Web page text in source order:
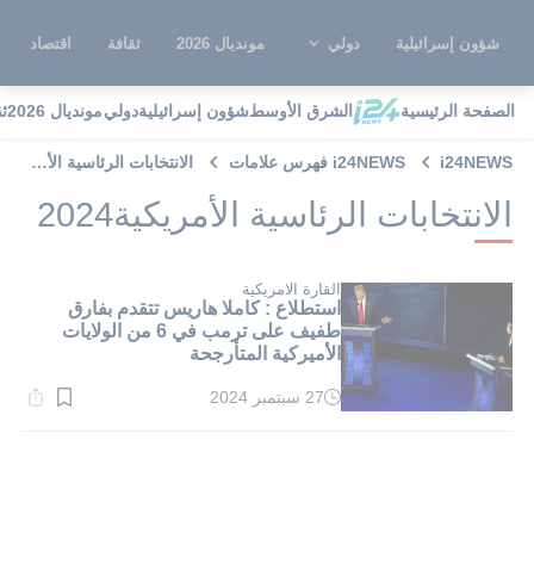
شؤون إسرائيلية دولي مونديال 2026 ثقافة اقتصاد
الصفحة الرئيسية الشرق الأوسطشؤون إسرائيليةدوليمونديال 2026
i24NEWS i24NEWS فهرس علامات الانتخابات الرئاسية الأمريكية2024
الانتخابات الرئاسية الأمريكية2024
القارة الامريكية
استطلاع : كاملا هاريس تتقدم بفارق
طفيف على ترمب في 6 من الولايات
الأميركية المتأرجحة
وقت
27 سبتمبر 2024